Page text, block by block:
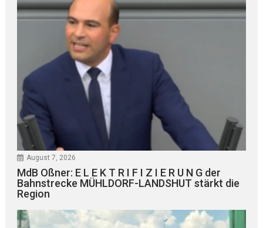
August 7, 2026
MdB Oßner: E L E K T R I F I Z I E R U N G der
Bahnstrecke MÜHLDORF-LANDSHUT stärkt die
Region